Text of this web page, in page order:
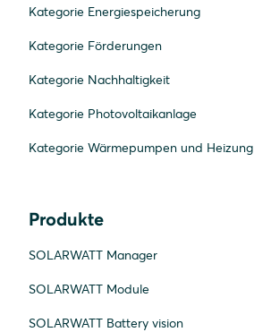
Kategorie Energiespeicherung
Kategorie Förderungen
Kategorie Nachhaltigkeit
Kategorie Photovoltaikanlage
Kategorie Wärmepumpen und Heizung
Produkte
SOLARWATT Manager
SOLARWATT Module
SOLARWATT Battery vision